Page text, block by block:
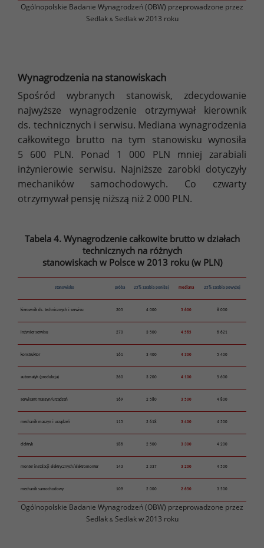
Ogólnopolskie Badanie Wynagrodzeń (OBW) przeprowadzone przez
Sedlak &Sedlak w 2013 roku
Wynagrodzenia na stanowiskach
Spośród wybranych stanowisk, zdecydowanie
najwyższe wynagrodzenie otrzymywał kierownik
ds. technicznych i serwisu. Mediana wynagrodzenia
całkowitego brutto na tym stanowisku wynosiła
5 600 PLN. Ponad 1 000 PLN mniej zarabiali
inżynierowie serwisu. Najniższe zarobki dotyczyły
mechaników samochodowych. Co czwarty
otrzymywał pensję niższą niż 2 000 PLN.
Tabela 4. Wynagrodzenie całkowite brutto w działach
technicznych na różnych
stanowiskach w Polsce w 2013 roku (w PLN)
stanowisko próba 25% zarabia poniżej mediana 25% zarabia powyżej
kierownik ds. technicznych i serwisu 205 4 000 5 600 8 000
inżynier serwisu 270 3 500 4 565 6 621
konstruktor 161 3 400 4 300 5 400
automatyk (produkcja) 260 3 200 4 100 5 600
serwisant maszyn/urządzeń 169 2 580 3 500 4 800
mechanik maszyn i urządzeń 115 2 618 3 400 4 500
elektryk 186 2 500 3 300 4 200
monter instalacji elektrycznych/elektromonter 143 2 337 3 200 4 500
mechanik samochodowy 109 2 000 2 650 3 500
Ogólnopolskie Badanie Wynagrodzeń (OBW) przeprowadzone przez
Sedlak &Sedlak w 2013 roku